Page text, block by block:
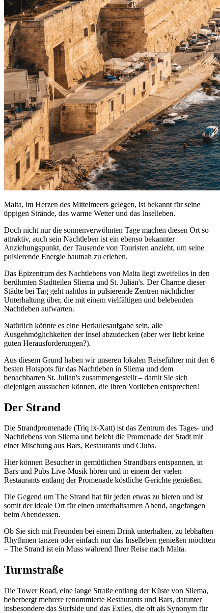
Malta, im Herzen des Mittelmeers gelegen, ist bekannt für seine
üppigen Strände, das warme Wetter und das Inselleben.
Doch nicht nur die sonnenverwöhnten Tage machen diesen Ort so
attraktiv, auch sein Nachtleben ist ein ebenso bekannter
Anziehungspunkt, der Tausende von Touristen anzieht, um seine
pulsierende Energie hautnah zu erleben.
Das Epizentrum des Nachtlebens von Malta liegt zweifellos in den
berühmten Stadtteilen Sliema und St. Julian's. Der Charme dieser
Städte bei Tag geht nahtlos in pulsierende Zentren nächtlicher
Unterhaltung über, die mit einem vielfältigen und belebenden
Nachtleben aufwarten.
Natürlich könnte es eine Herkulesaufgabe sein, alle
Ausgehmöglichkeiten der Insel abzudecken (aber wer liebt keine
guten Herausforderungen?).
Aus diesem Grund haben wir unseren lokalen Reiseführer mit den 6
besten Hotspots für das Nachtleben in Sliema und dem
benachbarten St. Julian's zusammengestellt – damit Sie sich
diejenigen aussuchen können, die Ihren Vorlieben entsprechen!
Der Strand
Die Strandpromenade (Triq ix-Xatt) ist das Zentrum des Tages- und
Nachtlebens von Sliema und belebt die Promenade der Stadt mit
einer Mischung aus Bars, Restaurants und Clubs.
Hier können Besucher in gemütlichen Strandbars entspannen, in
Bars und Pubs Live-Musik hören und in einem der vielen
Restaurants entlang der Promenade köstliche Gerichte genießen.
Die Gegend um The Strand hat für jeden etwas zu bieten und ist
somit der ideale Ort für einen unterhaltsamen Abend, angefangen
beim Abendessen.
Ob Sie sich mit Freunden bei einem Drink unterhalten, zu lebhaften
Rhythmen tanzen oder einfach nur das Inselleben genießen möchten
– The Strand ist ein Muss während Ihrer Reise nach Malta.
Turmstraße
Die Tower Road, eine lange Straße entlang der Küste von Sliema,
beherbergt mehrere renommierte Restaurants und Bars, darunter
insbesondere das Surfside und das Exiles, die oft als Synonym für